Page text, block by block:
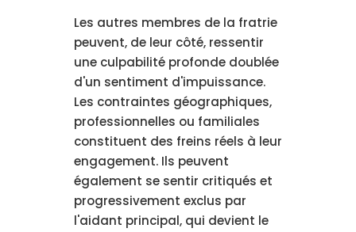
Les autres membres de la fratrie
peuvent, de leur côté, ressentir
une culpabilité profonde doublée
d'un sentiment d'impuissance.
Les contraintes géographiques,
professionnelles ou familiales
constituent des freins réels à leur
engagement. Ils peuvent
également se sentir critiqués et
progressivement exclus par
l'aidant principal, qui devient le